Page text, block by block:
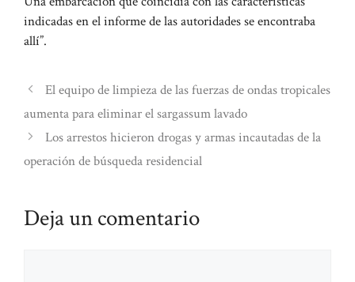
indicadas en el informe de las autoridades se encontraba
allí”.
El equipo de limpieza de las fuerzas de ondas tropicales
aumenta para eliminar el sargassum lavado
Los arrestos hicieron drogas y armas incautadas de la
operación de búsqueda residencial
Deja un comentario